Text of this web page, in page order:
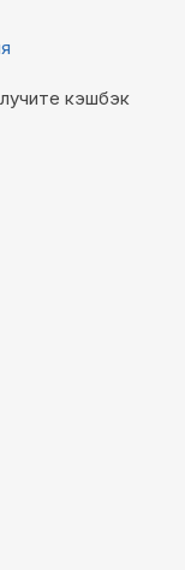
кэшбэк